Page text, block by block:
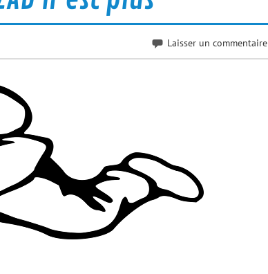
Laisser un commentaire